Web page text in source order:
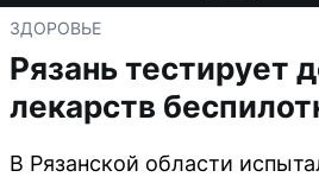
ЗДОРОВЬЕ
Рязань тестирует
лекарств
В Рязанской области